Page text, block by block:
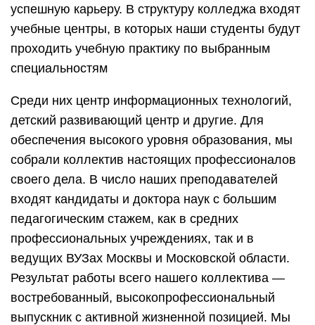
успешную карьеру. В структуру колледжа входят
учебные центры, в которых наши студенты будут
проходить учебную практику по выбранным
специальностям
Среди них центр информационных технологий,
детский развивающий центр и другие. Для
обеспечения высокого уровня образования, мы
собрали коллектив настоящих профессионалов
своего дела. В число наших преподавателей
входят кандидаты и доктора наук с большим
педагогическим стажем, как в средних
профессиональных учреждениях, так и в
ведущих ВУЗах Москвы и Московской области.
Результат работы всего нашего коллектива —
востребованный, высокопрофессиональный
выпускник с активной жизненной позицией. Мы